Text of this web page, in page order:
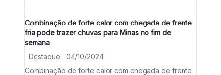
Combinação de forte calor com chegada de frente
fria pode trazer chuvas para Minas no fim de
semana
Destaque
04/10/2024
Combinação de forte calor com chegada de frente